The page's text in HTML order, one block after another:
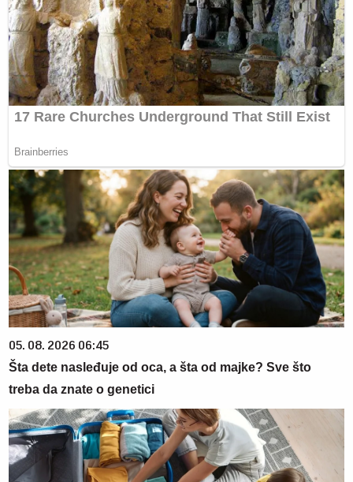
05. 08. 2026 06:45
Šta dete nasleđuje od oca, a šta od majke? Sve što
treba da znate o genetici